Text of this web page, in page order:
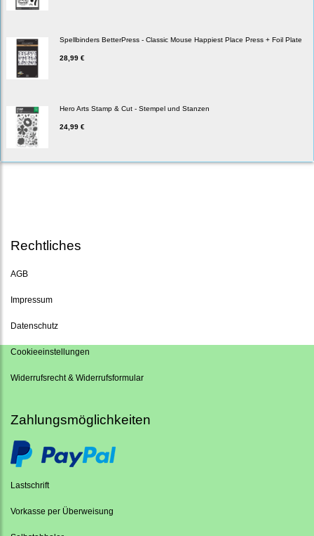
Spellbinders BetterPress - Classic Mouse Happiest Place Press + Foil Plate
28,99 €
Hero Arts Stamp & Cut - Stempel und Stanzen
24,99 €
Rechtliches
AGB
Impressum
Datenschutz
Cookieeinstellungen
Widerrufsrecht & Widerrufsformular
Zahlungsmöglichkeiten
Lastschrift
Vorkasse per Überweisung